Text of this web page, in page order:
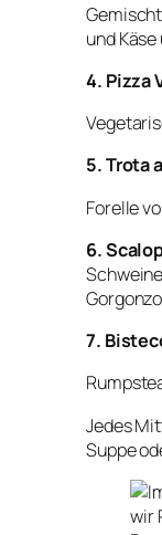
und
4. Pizza
5. Trota
Forelle
6.
7.
Jedes
Suppe